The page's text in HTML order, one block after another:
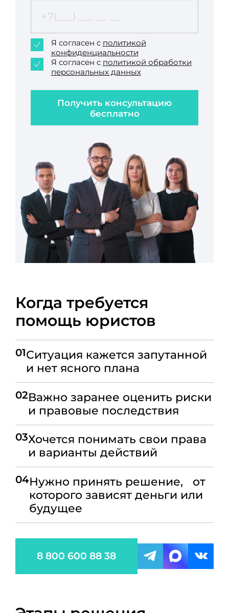
Получить консультацию
бесплатно
Я согласен с политикой
конфиденциальности
Я согласен с политикой обработки
персональных данных
Когда требуется
помощь юристов
01Ситуация кажется запутанной
и нет ясного плана
02Важно заранее оценить риски
и правовые последствия
03Хочется понимать свои права
и варианты действий
04Нужно принять решение, от
которого зависят деньги или
будущее
8 800 600 88 38